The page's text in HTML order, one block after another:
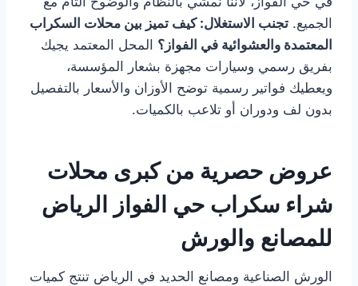
الجميع. تجنب الاستغلال: كيف تميز بين محلات السكراب
المعتمدة والعشوائية في الفواز؟ المحل المعتمد يجيك
بفريق رسمي وسيارات مجهزة بشعار المؤسسة،
ويعطيك فواتير رسمية توضح الأوزان والأسعار بالتفصيل
بدون لف ودوران أو تلاعب بالكميات.
عروض حصرية من كبرى محلات
شراء سكراب حي الفواز الرياض
للمصانع والورش
الورش الصناعية ومصانع الحديد في الرياض تنتج كميات